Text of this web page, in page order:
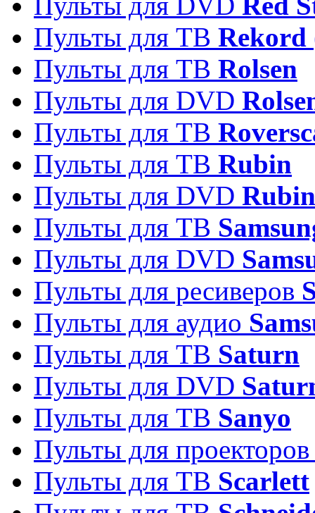
Пульты для ТВ Rekord
Пульты для ТВ Rolsen
Пульты для DVD
Пульты для ТВ
Пульты для ТВ Rubin
Пульты для DVD Rubin
Пульты для ТВ
Пульты для DVD
Пульты для ресиверов
Пульты для аудио
Пульты для ТВ Saturn
Пульты для DVD
Пульты для ТВ Sanyo
Пульты для
Пульты для ТВ Scarlett